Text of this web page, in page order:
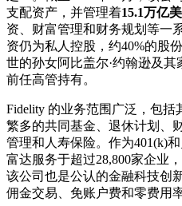
支配资产，并管理着15.1万亿
资、财富管理和财务规划等一
资仍为私人控股，约40%的股
世的孙女阿比盖尔·约翰逊及
前任高管持有。
Fidelity 的业务范围广泛，包
繁多的共同基金、退休计划、
管理和人寿保险。作为401(k)
富达服务于超过28,800家企业
该公司也是公认的金融科技创
佣金交易、免账户费和零费用